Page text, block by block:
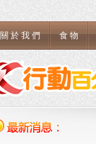
關於我們 食物